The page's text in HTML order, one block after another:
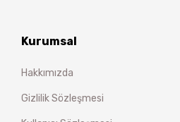
Kurumsal
Hakkımızda
Gizlilik Sözleşmesi